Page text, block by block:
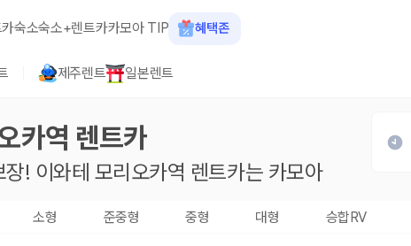
숙소숙소+렌트카카모아 TIP 혜택존
제주렌트 일본렌트
카역 렌트카
장! 이와테 모리오카역 렌트카는 카모아
소형 준중형 중형 대형 승합RV